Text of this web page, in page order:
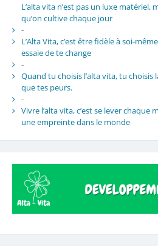
L’alta vita n’est pas un luxe matériel,
qu’on cultive chaque jour
-
L’Alta Vita, c’est être fidèle à soi-
essaie de te change
-
Quand tu choisis l’alta vita, tu choisis
que tes peurs.
-
Vivre l’alta vita, c’est se lever chaque
une empreinte dans le monde